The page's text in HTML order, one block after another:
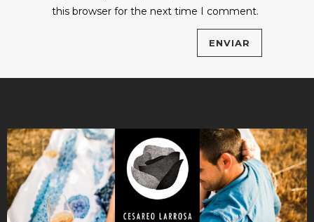
this browser for the next time I comment.